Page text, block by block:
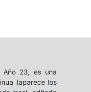
23, es una
(aparece los